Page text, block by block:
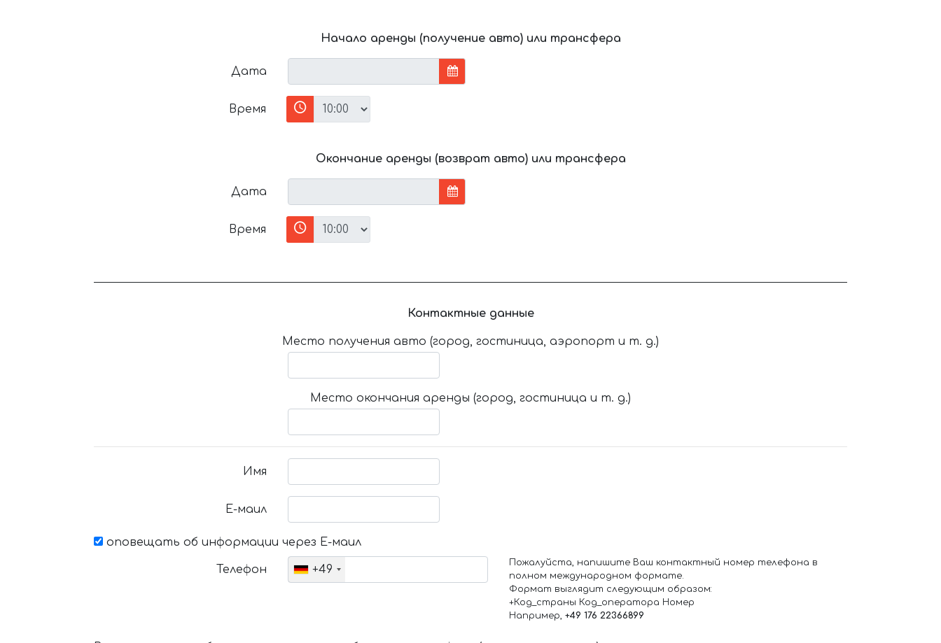
Начало аренды (получение авто) или трансфера
Дата
Время
Окончание аренды (возврат авто) или трансфера
Дата
Время
Контактные данные
Место получения авто (город, гостиница, аэропорт и т. д.)
Место окончания аренды (город, гостиница и т. д.)
Имя
Е-маил
оповещать об информации через Е-маил
Телефон +49
Пожалуйста, напишите Ваш контактный номер телефона в
полном международном формате.
Формат выглядит следующим образом:
+Код_страны Код_оператора Номер
Например, +49 176 22366899